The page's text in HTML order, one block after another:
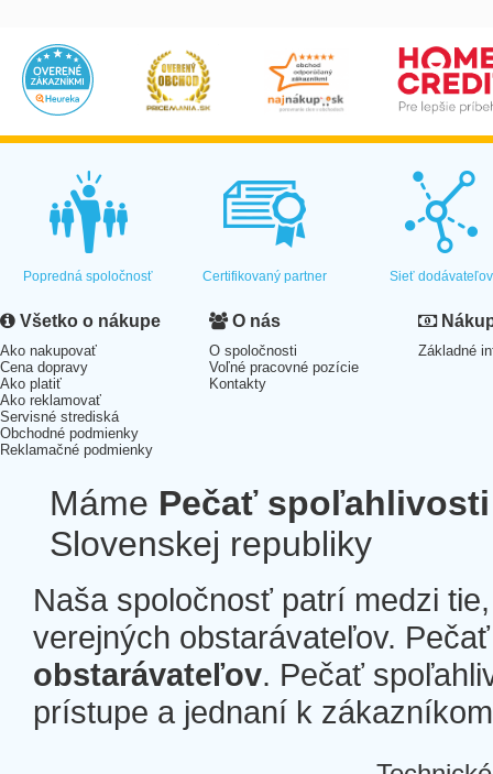
Popredná spoločnosť Certifikovaný partner Sieť dodávateľov
Všetko o nákupe
Ako nakupovať
Cena dopravy
Ako platiť
Ako reklamovať
Servisné strediská
Obchodné podmienky
Reklamačné podmienky
O nás
O spoločnosti
Voľné pracovné pozície
Kontakty
Základné
Máme Pečať spoľahlivosti
Slovenskej republiky
Naša spoločnosť patrí medzi
verejných obstarávateľov.
obstarávateľov. Pečať
prístupe a jednaní k